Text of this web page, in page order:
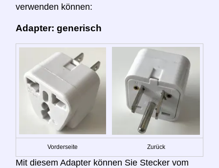
verwenden können:
Adapter: generisch
Vorderseite Zurück
Mit diesem Adapter können Sie Stecker vom